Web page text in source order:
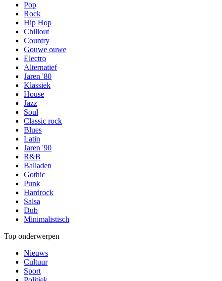
Pop
Rock
Hip Hop
Chillout
Country
Gouwe ouwe
Electro
Alternatief
Jaren '80
Klassiek
House
Jazz
Soul
Classic rock
Blues
Latin
Jaren '90
R&B
Balladen
Gothic
Punk
Hardrock
Salsa
Dub
Minimalistisch
Top onderwerpen
Nieuws
Cultuur
Sport